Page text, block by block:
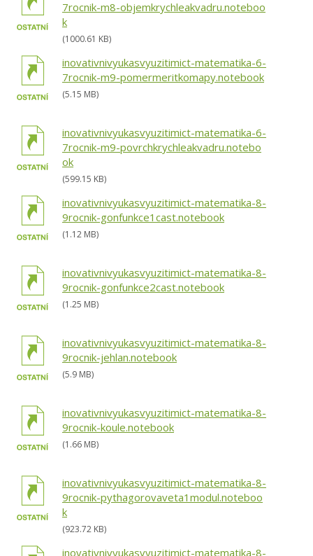
7rocnik-m8-objemkrychleakvadru.noteboo
k
(1000.61 KB)
inovativnivyukasvyuzitimict-matematika-6-
7rocnik-m9-pomermeritkomapy.notebook
(5.15 MB)
inovativnivyukasvyuzitimict-matematika-6-
7rocnik-m9-povrchkrychleakvadru.notebo
ok
(599.15 KB)
inovativnivyukasvyuzitimict-matematika-8-
9rocnik-gonfunkce1cast.notebook
(1.12 MB)
inovativnivyukasvyuzitimict-matematika-8-
9rocnik-gonfunkce2cast.notebook
(1.25 MB)
inovativnivyukasvyuzitimict-matematika-8-
9rocnik-jehlan.notebook
(5.9 MB)
inovativnivyukasvyuzitimict-matematika-8-
9rocnik-koule.notebook
(1.66 MB)
inovativnivyukasvyuzitimict-matematika-8-
9rocnik-pythagorovaveta1modul.noteboo
k
(923.72 KB)
inovativnivyukasvyuzitimict-matematika-8-